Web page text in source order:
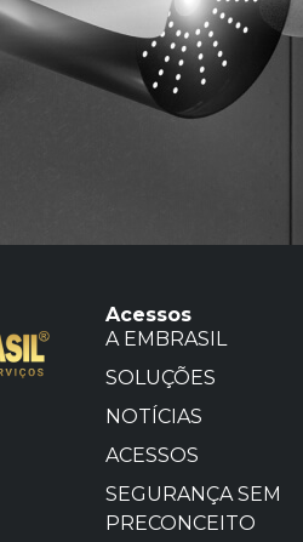
Acessos
A EMBRASIL
SOLUÇÕES
NOTÍCIAS
ACESSOS
SEGURANÇA SEM
PRECONCEITO